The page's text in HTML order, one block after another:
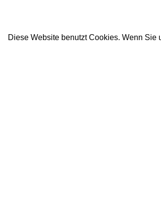
Diese Website benutzt Cookies. Wenn